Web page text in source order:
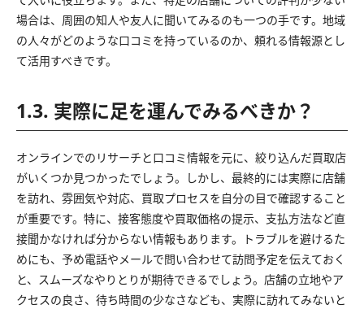
場合は、周囲の知人や友人に聞いてみるのも一つの手です。地域
の人々がどのような口コミを持っているのか、頼れる情報源とし
て活用すべきです。
1.3. 実際に足を運んでみるべきか？
オンラインでのリサーチと口コミ情報を元に、絞り込んだ買取店
がいくつか見つかったでしょう。しかし、最終的には実際に店舗
を訪れ、雰囲気や対応、買取プロセスを自分の目で確認すること
が重要です。特に、接客態度や買取価格の提示、支払方法など直
接聞かなければ分からない情報もあります。トラブルを避けるた
めにも、予め電話やメールで問い合わせて訪問予定を伝えておく
と、スムーズなやりとりが期待できるでしょう。店舗の立地やア
クセスの良さ、待ち時間の少なさなども、実際に訪れてみないと